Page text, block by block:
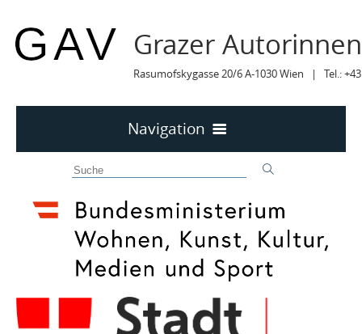
Grazer
Rasumofskygasse 20/6 A-1030 Wien | Tel.:
Navigation
MITTEILUNGEN
MITTEILUNGEN Archiv
TERMINE
TERMINE sortiert
LYRIK IM MÄRZ